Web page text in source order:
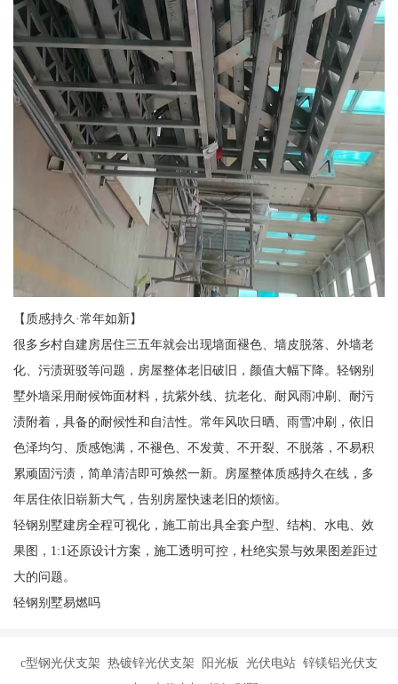
【质感持久·常年如新】
很多乡村自建房居住三五年就会出现墙面褪色、墙皮脱落、外墙老
化、污渍斑驳等问题，房屋整体老旧破旧，颜值大幅下降。轻钢别
墅外墙采用耐候饰面材料，抗紫外线、抗老化、耐风雨冲刷、耐污
渍附着，具备的耐候性和自洁性。常年风吹日晒、雨雪冲刷，依旧
色泽均匀、质感饱满，不褪色、不发黄、不开裂、不脱落，不易积
累顽固污渍，简单清洁即可焕然一新。房屋整体质感持久在线，多
年居住依旧崭新大气，告别房屋快速老旧的烦恼。
轻钢别墅建房全程可视化，施工前出具全套户型、结构、水电、效
果图，1:1还原设计方案，施工透明可控，杜绝实景与效果图差距过
大的问题。
轻钢别墅易燃吗
c型钢光伏支架 热镀锌光伏支架 阳光板 光伏电站 锌镁铝光伏支